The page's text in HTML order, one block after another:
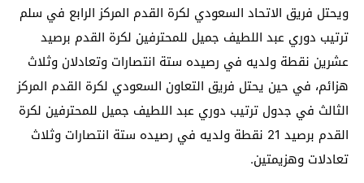
ويحتل فريق الاتحاد السعودي لكرة القدم المركز الرابع في سلم
ترتيب دوري عبد اللطيف جميل للمحترفين لكرة القدم برصيد
عشرين نقطة ولديه في رصيده ستة انتصارات وتعادلان وثلاث
هزائم، في حين يحتل فريق التعاون السعودي لكرة القدم المركز
الثالث في جدول ترتيب دوري عبد اللطيف جميل للمحترفين لكرة
القدم برصيد 21 نقطة ولديه في رصيده ستة انتصارات وثلاث
تعادلات وهزيمتين.